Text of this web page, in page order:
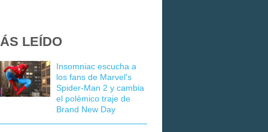
LEÍDO
Insomniac escucha a
los fans de Marvel's
Spider-Man 2 y cambia
el polémico traje de
Brand New Day